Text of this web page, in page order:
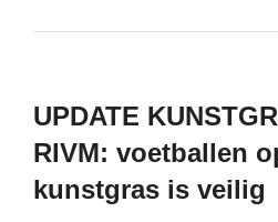
UPDATE
RIVM: voetballen
kunstgras is veilig